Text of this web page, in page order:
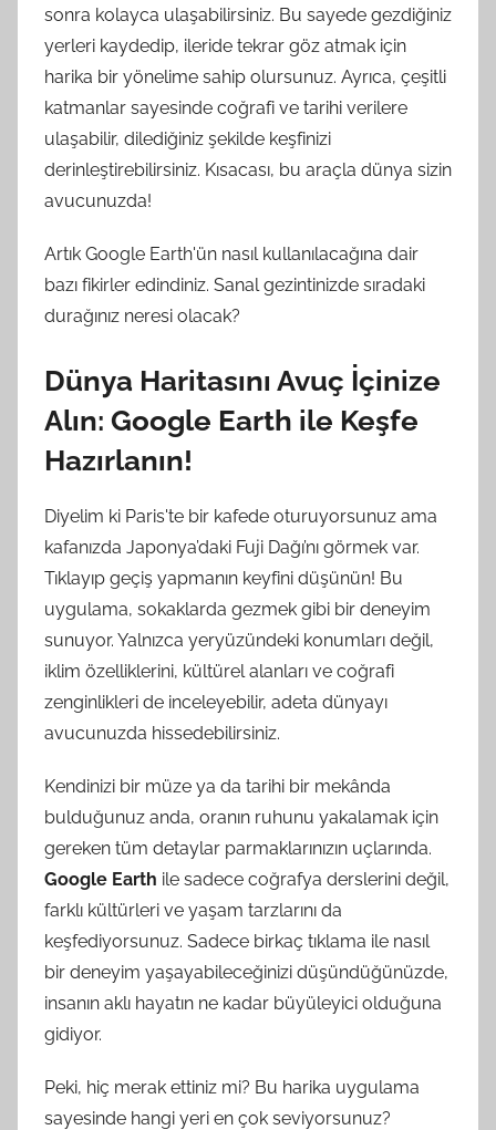
sonra kolayca ulaşabilirsiniz. Bu sayede gezdiğiniz
yerleri kaydedip, ileride tekrar göz atmak için
harika bir yönelime sahip olursunuz. Ayrıca, çeşitli
katmanlar sayesinde coğrafi ve tarihi verilere
ulaşabilir, dilediğiniz şekilde keşfinizi
derinleştirebilirsiniz. Kısacası, bu araçla dünya sizin
avucunuzda!
Artık Google Earth'ün nasıl kullanılacağına dair
bazı fikirler edindiniz. Sanal gezintinizde sıradaki
durağınız neresi olacak?
Dünya Haritasını Avuç İçinize
Alın: Google Earth ile Keşfe
Hazırlanın!
Diyelim ki Paris'te bir kafede oturuyorsunuz ama
kafanızda Japonya’daki Fuji Dağı’nı görmek var.
Tıklayıp geçiş yapmanın keyfini düşünün! Bu
uygulama, sokaklarda gezmek gibi bir deneyim
sunuyor. Yalnızca yeryüzündeki konumları değil,
iklim özelliklerini, kültürel alanları ve coğrafi
zenginlikleri de inceleyebilir, adeta dünyayı
avucunuzda hissedebilirsiniz.
Kendinizi bir müze ya da tarihi bir mekânda
bulduğunuz anda, oranın ruhunu yakalamak için
gereken tüm detaylar parmaklarınızın uçlarında.
Google Earth ile sadece coğrafya derslerini değil,
farklı kültürleri ve yaşam tarzlarını da
keşfediyorsunuz. Sadece birkaç tıklama ile nasıl
bir deneyim yaşayabileceğinizi düşündüğünüzde,
insanın aklı hayatın ne kadar büyüleyici olduğuna
gidiyor.
Peki, hiç merak ettiniz mi? Bu harika uygulama
sayesinde hangi yeri en çok seviyorsunuz?